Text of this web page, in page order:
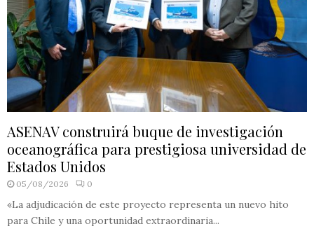
ASENAV construirá buque de investigación
oceanográfica para prestigiosa universidad de
Estados Unidos
05/08/2026 0
«La adjudicación de este proyecto representa un nuevo hito
para Chile y una oportunidad extraordinaria...